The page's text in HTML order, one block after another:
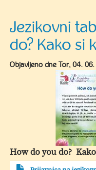
"Odpadek
naj
bo
samo
odpadek"
2018/2019
Jezikovni
do? Kako si
Objavljeno dne Tor, 04.
How do you do?